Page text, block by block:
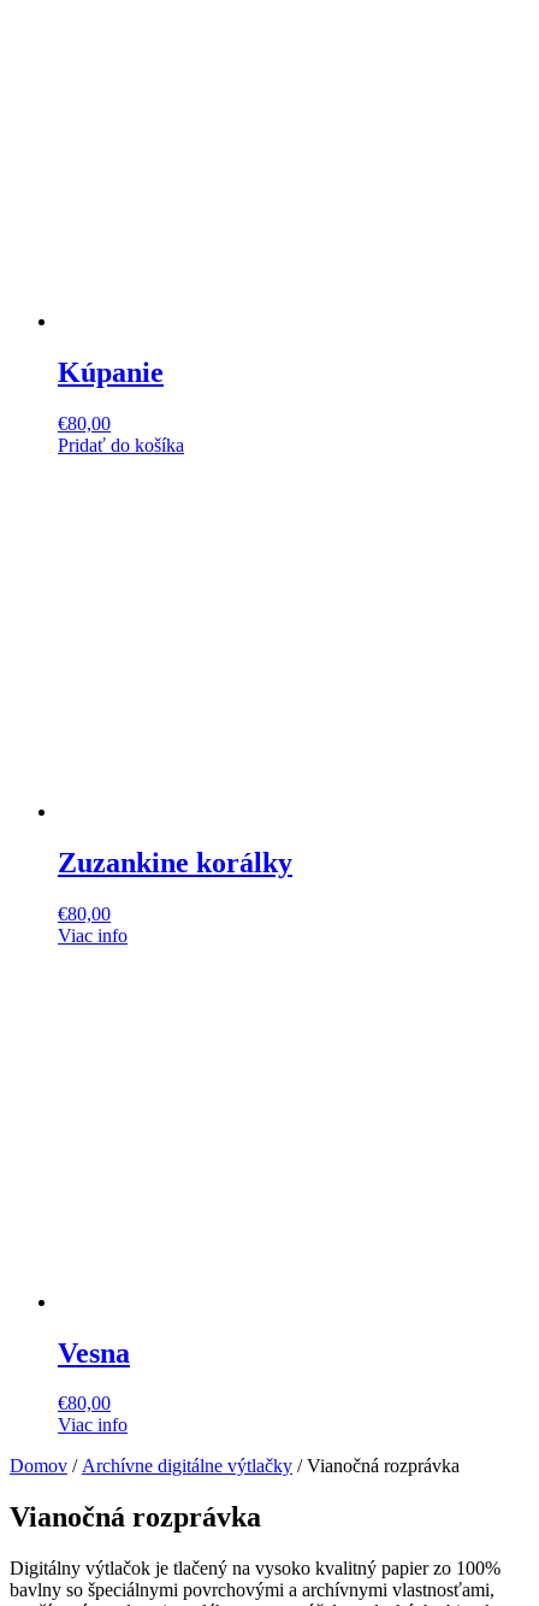
Kúpanie
€80,00
Pridať do košíka
Zuzankine korálky
€80,00
Viac info
Vesna
€80,00
Viac info
Domov /Archívne digitálne výtlačky / Vianočná rozprávka
Vianočná rozprávka
Digitálny výtlačok je tlačený na vysoko kvalitný papier zo 100%
bavlny so špeciálnymi povrchovými a archívnymi vlastnosťami,